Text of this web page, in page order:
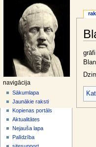
to
to
grāfi
N
v
navigācija
Sākumlapa
Jaunākie raksti
Kopienas portāls
Aktualitātes
Nejauša lapa
Palīdzība